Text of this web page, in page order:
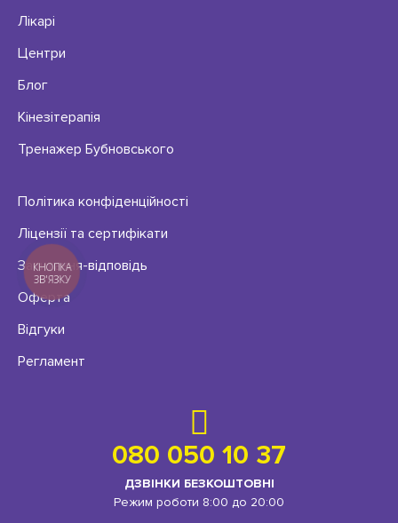
Лікарі
Центри
Блог
Кінезітерапія
Тренажер Бубновського
Політика конфіденційності
Ліцензії та сертифікати
Запитання-відповідь
Оферта
Відгуки
Регламент
080 050 10 37
ДЗВІНКИ БЕЗКОШТОВНІ
Режим роботи 8:00 до 20:00
КНОПКА
ЗВ'ЯЗКУ